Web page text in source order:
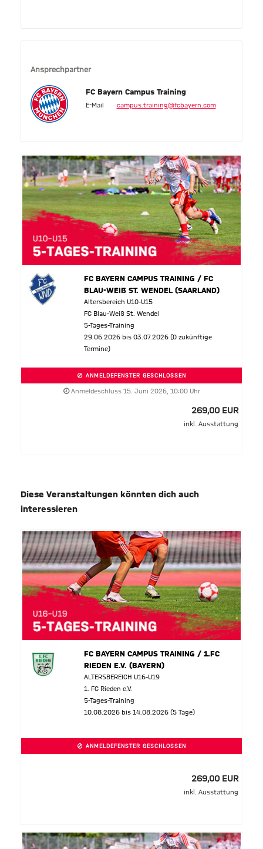
Ansprechpartner
FC Bayern Campus Training
E-Mail campus.training@fcbayern.com
FC BAYERN CAMPUS TRAINING / FC
BLAU-WEIß ST. WENDEL (SAARLAND)
Altersbereich U10-U15
FC Blau-Weiß St. Wendel
5-Tages-Training
29.06.2026 bis 03.07.2026 (0 zukünftige
Termine)
ANMELDEFENSTER GESCHLOSSEN
Anmeldeschluss 15. Juni 2026, 10:00 Uhr
269,00 EUR
inkl. Ausstattung
Diese Veranstaltungen könnten dich auch
interessieren
FC BAYERN CAMPUS TRAINING / 1.FC
RIEDEN E.V. (BAYERN)
ALTERSBEREICH U16-U19
1. FC Rieden e.V.
5-Tages-Training
10.08.2026 bis 14.08.2026 (5 Tage)
ANMELDEFENSTER GESCHLOSSEN
269,00 EUR
inkl. Ausstattung